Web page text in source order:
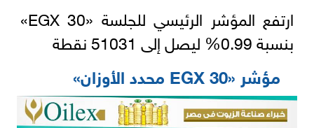
ارتفع المؤشر الرئيسي للجلسة «EGX 30»
بنسبة 0.99% ليصل إلى 51031 نقطة
مؤشر «EGX 30 محدد الأوزان»